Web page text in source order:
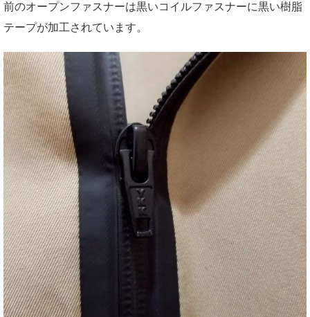
前のオープンファスナーは黒いコイルファスナーに黒い樹脂
テープが加工されています。